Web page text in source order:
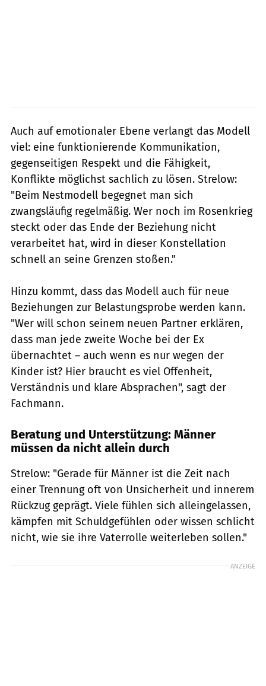
Auch auf emotionaler Ebene verlangt das Modell
viel: eine funktionierende Kommunikation,
gegenseitigen Respekt und die Fähigkeit,
Konflikte möglichst sachlich zu lösen. Strelow:
"Beim Nestmodell begegnet man sich
zwangsläufig regelmäßig. Wer noch im Rosenkrieg
steckt oder das Ende der Beziehung nicht
verarbeitet hat, wird in dieser Konstellation
schnell an seine Grenzen stoßen."
Hinzu kommt, dass das Modell auch für neue
Beziehungen zur Belastungsprobe werden kann.
"Wer will schon seinem neuen Partner erklären,
dass man jede zweite Woche bei der Ex
übernachtet – auch wenn es nur wegen der
Kinder ist? Hier braucht es viel Offenheit,
Verständnis und klare Absprachen", sagt der
Fachmann.
Beratung und Unterstützung: Männer
müssen da nicht allein durch
Strelow: "Gerade für Männer ist die Zeit nach
einer Trennung oft von Unsicherheit und innerem
Rückzug geprägt. Viele fühlen sich alleingelassen,
kämpfen mit Schuldgefühlen oder wissen schlicht
nicht, wie sie ihre Vaterrolle weiterleben sollen."
ANZEIGE